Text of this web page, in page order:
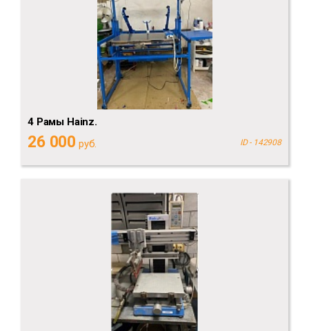
4 Рамы Hainz.
26 000 руб. ID - 142908